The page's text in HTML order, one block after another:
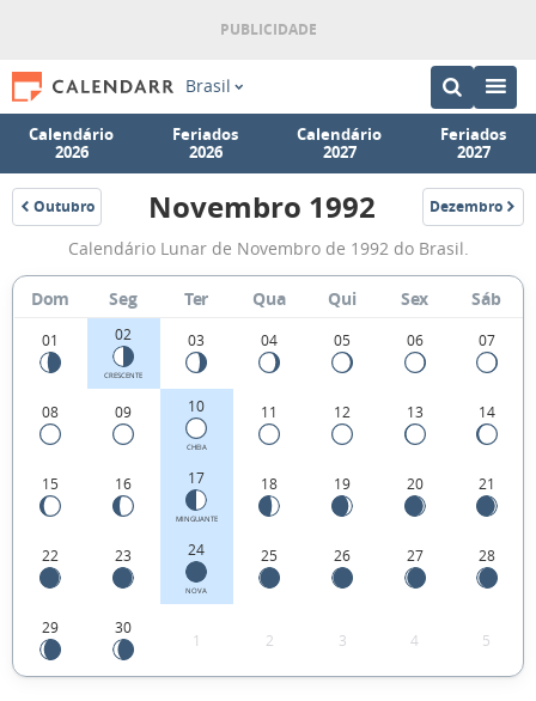
Brasil
Calendário
2026
Feriados
2026
Calendário
2027
Feriados
2027
Outubro
1992
Fases
da
Lua
de
Novembro
1992
Novembro 1992 Dezembro
1992
Calendário Lunar de Novembro de 1992 do Brasil.
Dom Seg Ter Qua Qui Sex Sáb
01 02
CRESCENTE
03 04 05 06 07
08 09 10
CHEIA
11 12 13 14
15 16 17
MINGUANTE
18 19 20 21
22 23 24
NOVA
25 26 27 28
29 30
1 2 3 4 5